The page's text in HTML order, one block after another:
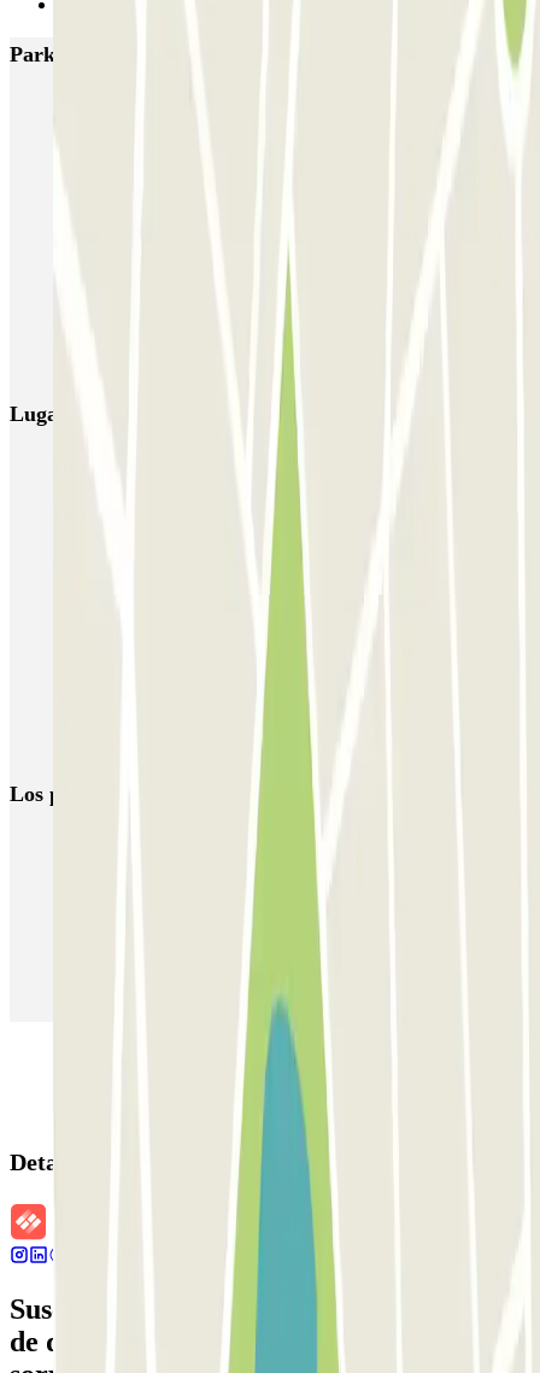
Parkings más valorados en Valencia
APK2 Tráfico AVE - Jerónimo Muñoz
APK2 Abastos - Navarro Llorens
APK2 Hospital General Universitario Valencia
Lugares y eventos interesantes cerca de Primado Reig
Parking Mestalla Valencia | Compara precios
Parking Mercado Central Valencia - Centro Histórico
Aparcar Fallas de Valencia 2026 | Reserva parking con antelación
Vuelta al trabajo, ¡50% de descuento en tu abono mensual laboral
Parking Plaza del Ayuntamiento de Valencia
Parking RENFE Valencia-Nord (Estación del Norte)
Reserva parking cerca de las Torres de Quart
Los parkings más reservados
Parking en Barcelona
Parking en Sants - Estación de Barcelona
Detalles de la reserva
Suscríbete a nuestra newsletter y entérate
de descuentos, sorteos y otras muchas